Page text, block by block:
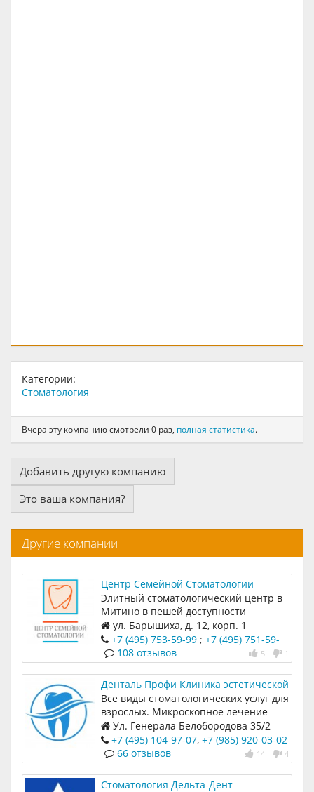
Категории:
Стоматология
Вчера эту компанию смотрели 0 раз, полная статистика.
Добавить другую компанию
Это ваша компания?
Другие компании
Центр Семейной Стоматологии
Элитный стоматологический центр в
Митино в пешей доступности
ул. Барышиха, д. 12, корп. 1
+7 (495) 753-59-99 ; +7 (495) 751-59-
99
5 1
108 отзывов
Денталь Профи Клиника эстетической
стоматологии
Все виды стоматологических услуг для
взрослых. Микроскопное лечение
Ул. Генерала Белобородова 35/2
+7 (495) 104-97-07, +7 (985) 920-03-02
14 4
66 отзывов
Стоматология Дельта-Дент